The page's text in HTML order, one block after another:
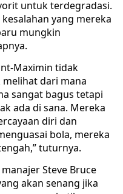
untuk terdegradasi.
yang mereka
mungkin
Maximin tidak
dari mana
sangat bagus tetapi
ada di sana. Mereka
diri dan
bola, mereka
tuturnya.
Steve Bruce
akan senang jika